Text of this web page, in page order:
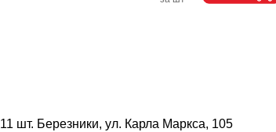
11 шт. Березники, ул. Карла Маркса, 105